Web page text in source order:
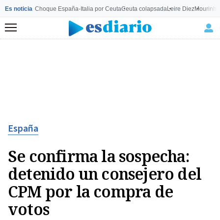
Es noticia Choque España-Italia por CeutaCeuta colapsadaLeire Diez
Menú
España
Se confirma la sospecha:
detenido un consejero del
CPM por la compra de
votos